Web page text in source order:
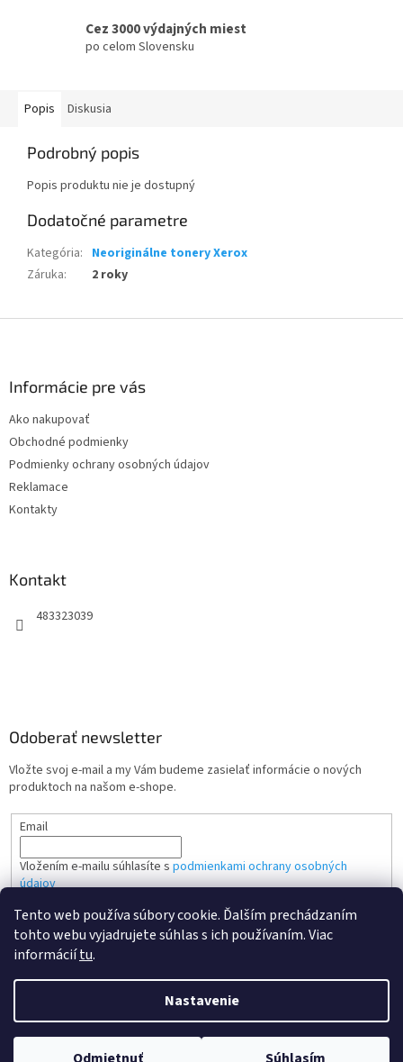
Tento web používa súbory cookie. Ďalším prechádzaním
tohto webu vyjadrujete súhlas s ich používaním. Viac
informáciítu.
Nastavenie
Cez 3000 výdajných miest
po celom Slovensku
Popis Diskusia
Podrobný popis
Popis produktu nie je dostupný
Dodatočné parametre
Kategória: Neoriginálne tonery Xerox
Záruka: 2 roky
Informácie pre vás
Ako nakupovať
Obchodné podmienky
Podmienky ochrany osobných údajov
Reklamace
Kontakty
Kontakt
483323039
Odoberať newsletter
Vložte svoj e-mail a my Vám budeme zasielať informácie o nových
produktoch na našom e-shope.
Email
Vložením e-mailu súhlasíte s podmienkami ochrany osobných
údajov
PRIHLÁSIŤ SA
Vytvoril Shoptet